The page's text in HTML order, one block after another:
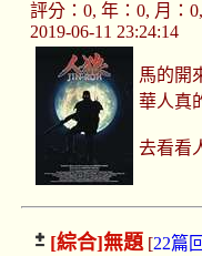
評分：0, 年：0, 月：
2019-06-11 23:24:14
馬的開
華人真
去看看
[綜合]無題[22篇